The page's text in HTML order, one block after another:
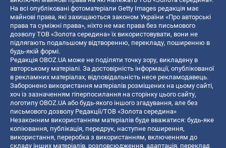
На всі опубліковані фотоматеріали Getty Images редакція має
майнові права, які захищаються законом України «Про авторські
права та суміжні права», ніхто не має права без письмового
дозволу ТОВ «Золота середина» їх використовувати, вони не
підлягають подальшому відтворенню, перекладу, поширенню в
будь-якій формі.
Редакція OBOZ.UA може не поділяти точку зору, викладену в
авторському матеріалі. За достовірність інформації, опублікованої
в рекламних матеріалах, відповідальність несе рекламодавець.
Заборонено використання матеріалів розміщених на цьому сайті,
хоч із зазначенням гіперпосилання на сторінку цього сайту,
логотипу OBOZ.UA або будь-якого іншого згадування, але без
письмового дозволу Редакції/ТОВ «Золота середина»
Незаконним використанням матеріалів буде вважатися: будь-яке
копiювання, публiкацiя, передрук, наступне поширення,
використання, переробка з використанням, включенням до
складу інших матеріалів, розповсюдження, адаптація, переклад